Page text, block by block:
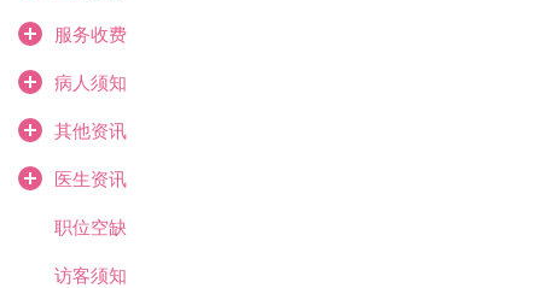
服务收费
病人须知
其他资讯
医生资讯
职位空缺
访客须知